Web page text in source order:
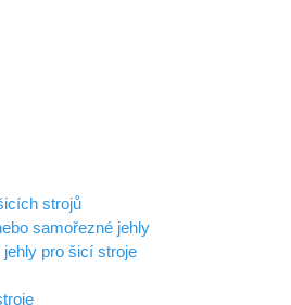
strojů
samořezné jehly
jehly pro šicí stroje